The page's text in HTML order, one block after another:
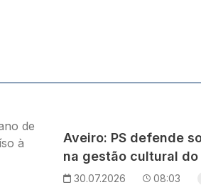
Aveiro: PS defende
na gestão cultural
30.07.2026 08:03